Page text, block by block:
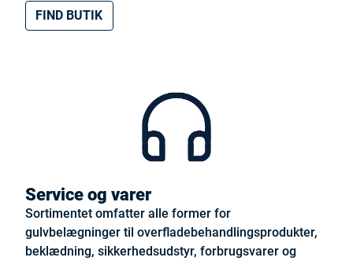
FIND BUTIK
Service og varer
Sortimentet omfatter alle former for
gulvbelægninger til overfladebehandlingsprodukter,
beklædning, sikkerhedsudstyr, forbrugsvarer og